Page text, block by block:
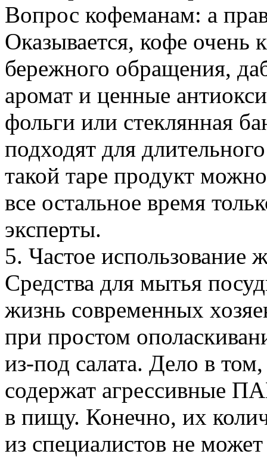
Вопрос кофеманам: а
Оказывается, кофе очень
бережного обращения,
аромат и ценные
фольги или стеклянная
подходят для
такой таре продукт
все остальное время
эксперты.
5. Частое использование
Средства для мытья
жизнь современных
при простом
из-под салата. Дело в
содержат агрессивные
в пищу. Конечно, их
из специалистов не